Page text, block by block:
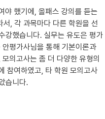
, 각 과목마다 다른 학원을 선
강했습니다. 실무는 유도은 평가
평가사님을 통해 기본이론과
의고사는 좀 더 다양한 유형의
참여하였고, 타 학원 모의고사
습니다.